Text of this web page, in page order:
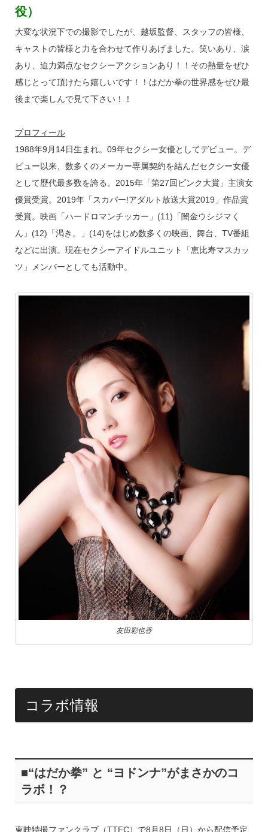
役）
大変な状況下での撮影でしたが、越坂監督、スタッフの皆様、
キャストの皆様と力を合わせて作りあげました。笑いあり、涙
あり、迫力満点なセクシーアクションあり！！その熱量をぜひ
感じとって頂けたら嬉しいです！！はだか拳の世界感をぜひ最
後まで楽しんで見て下さい！！
プロフィール
1988年9月14日生まれ。09年セクシー女優としてデビュー。デ
ビュー以来、数多くのメーカー専属契約を結んだセクシー女優
として歴代最多数を誇る。2015年「第27回ピンク大賞」主演女
優賞受賞。2019年「スカパー!アダルト放送大賞2019」作品賞
受賞。映画「ハードロマンチッカー」(11)「闇金ウシジマく
ん」(12)「渇き。」(14)をはじめ数多くの映画、舞台、TV番組
などに出演。現在セクシーアイドルユニット「恵比寿マスカッ
ツ」メンバーとしても活動中。
友田彩也香
コラボ情報
■“はだか拳” と “ヨドンナ”がまさかのコ
ラボ！？
東映特撮ファンクラブ（TTFC）で8月8日（日）から配信予定